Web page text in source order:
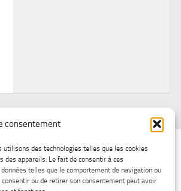
consentement
des technologies telles que les cookies
des appareils. Le fait de consentir à ces
telles que le comportement de navigation ou
ou de retirer son consentement peut avoir
glace Boutique en ligne